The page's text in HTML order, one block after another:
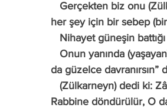
her şey için bir sebep
Nihayet güneşin
da güzelce davranırsın”
Rabbine döndürülür, O